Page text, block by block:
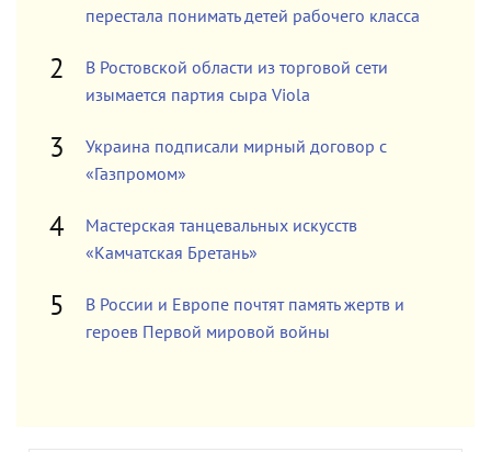
перестала понимать детей рабочего класса
В Ростовской области из торговой сети
изымается партия сыра Viola
Украина подписали мирный договор с
«Газпромом»
Мастерская танцевальных искусств
«Камчатская Бретань»
В России и Европе почтят память жертв и
героев Первой мировой войны